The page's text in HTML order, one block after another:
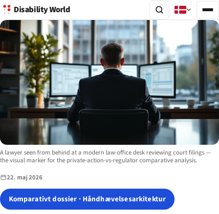
Disability World
Image description:
A lawyer seen from behind at a modern law-office desk reviewing court filings —
the visual marker for the private-action-vs-regulator comparative analysis.
22. maj 2026
Komparativt dossier · Håndhævelsesarkitektur